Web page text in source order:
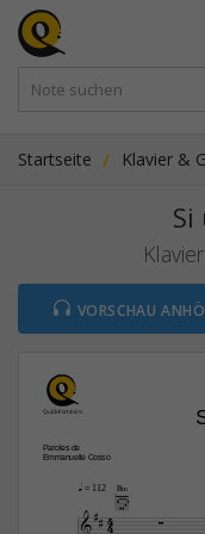
Startseite Klavier &
Si
VORSCHAU
Paroles de
Emmanuelle Cosso
B‹
q = 112
4
4
 